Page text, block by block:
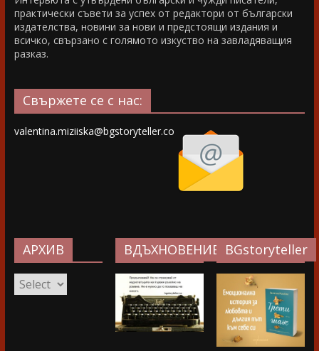
практически съвети за успех от редактори от български
издателства, новини за нови и предстоящи издания и
всичко, свързано с голямото изкуство на завладяващия
разказ.
Свържете се с нас:
valentina.miziiska@bgstoryteller.co
АРХИВ
АРХИВ
ВДЪХНОВЕНИЕ…BGstoryteller